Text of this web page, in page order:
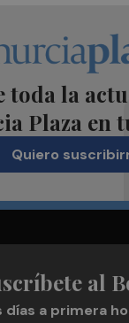
toda la
Plaza en
Quiero
al
días a primera